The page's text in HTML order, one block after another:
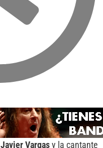
Javier Vargas y la cantante